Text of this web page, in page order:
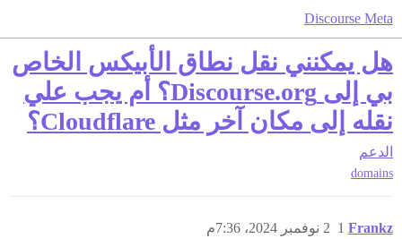
Discourse Meta
هل يمكنني نقل نطاق الأبيكس الخاص
بي إلى Discourse.org؟ أم يجب علي
نقله إلى مكان آخر مثل Cloudflare؟
الدعم
domains
Frankz 2 نوفمبر 2024، 7:36م 1